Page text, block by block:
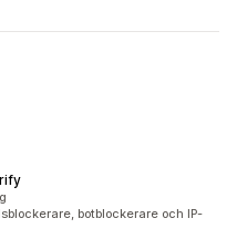
botblockerare och IP-